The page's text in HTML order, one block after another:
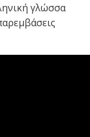
γλώσσα